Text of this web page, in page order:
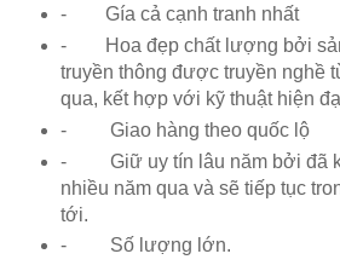
- Gía cả cạnh tranh nhất
-
Hoa đẹp chất lượng bởi
truyền thông được truyền nghề
qua, kết hợp với kỹ thuật hiện
-
Giao hàng theo quốc lộ
-
Giữ uy tín lâu năm bởi đã
nhiều năm qua và sẽ tiếp tục
tới.
-
Số lượng lớn.